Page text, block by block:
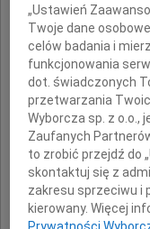
„Ustawień
Twoje dane
celów badania i
funkcjonowania
dot. świadczonych
przetwarzania
Wyborcza sp. z o.o.,
Zaufanych
to zrobić przejdź do
skontaktuj się z
zakresu sprzeciwu i
kierowany. Więcej
Prywatności